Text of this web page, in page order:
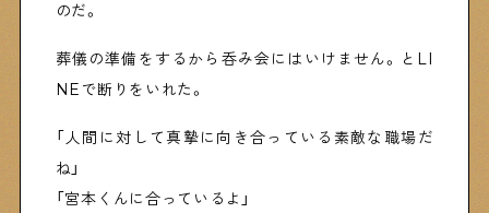
のだ。
葬儀の準備をするから呑み会にはいけません。とLI
NEで断りをいれた。
「人間に対して真摯に向き合っている素敵な職場だ
ね」
「宮本くんに合っているよ」